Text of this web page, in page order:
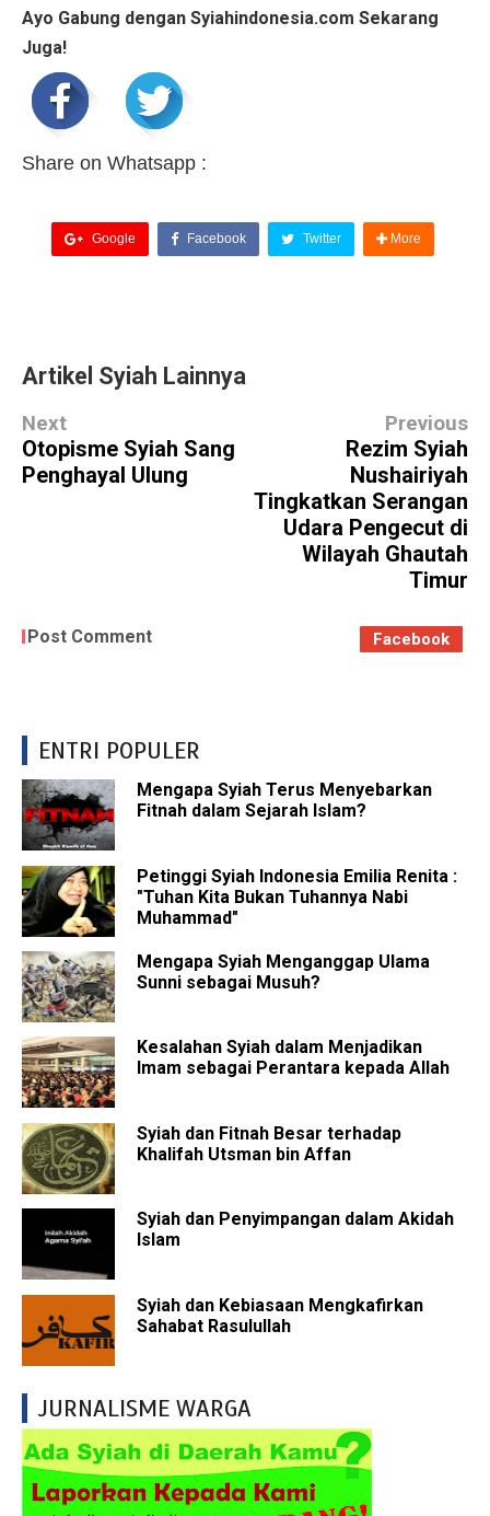
Ayo Gabung dengan Syiahindonesia.com Sekarang
Juga!
Share on Whatsapp :
Google Facebook Twitter More
Artikel Syiah Lainnya
Next
Otopisme Syiah Sang
Penghayal Ulung
Previous
Rezim Syiah
Nushairiyah
Tingkatkan Serangan
Udara Pengecut di
Wilayah Ghautah
Timur
Post Comment Facebook
ENTRI POPULER
Mengapa Syiah Terus Menyebarkan
Fitnah dalam Sejarah Islam?
Petinggi Syiah Indonesia Emilia Renita :
"Tuhan Kita Bukan Tuhannya Nabi
Muhammad"
Mengapa Syiah Menganggap Ulama
Sunni sebagai Musuh?
Kesalahan Syiah dalam Menjadikan
Imam sebagai Perantara kepada Allah
Syiah dan Fitnah Besar terhadap
Khalifah Utsman bin Affan
Syiah dan Penyimpangan dalam Akidah
Islam
Syiah dan Kebiasaan Mengkafirkan
Sahabat Rasulullah
JURNALISME WARGA